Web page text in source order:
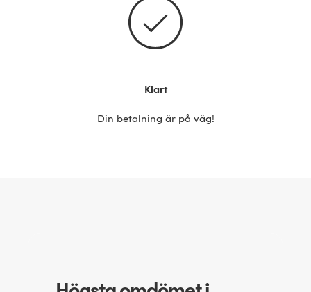
Klart
Din betalning är på väg!